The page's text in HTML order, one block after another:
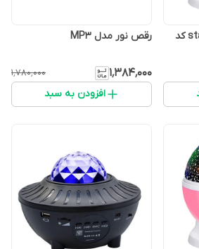
رقص نور مدل star master کد
رقص نور مدل MP3
۱٬۳۸۴٬۰۰۰ ۱٬۷۸۰٬۰۰۰
افزودن به سبد